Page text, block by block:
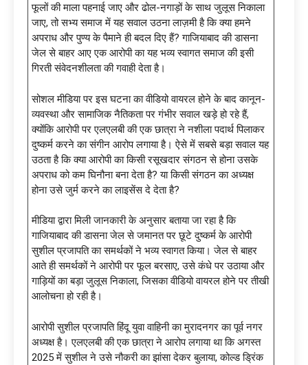
फूलों की माला पहनाई जाए और ढोल-नगाड़ों के साथ जुलूस निकाला
जाए, तो सभ्य समाज में यह सवाल उठना लाज़मी है कि क्या हमने
अपराध और पुण्य के पैमाने ही बदल दिए हैं? गाजियाबाद की डासना
जेल से बाहर आए एक आरोपी का यह भव्य स्वागत समाज की इसी
गिरती संवेदनशीलता की गवाही देता है।
सोशल मीडिया पर इस घटना का वीडियो वायरल होने के बाद कानून-
व्यवस्था और सामाजिक नैतिकता पर गंभीर सवाल खड़े हो रहे हैं,
क्योंकि आरोपी पर एलएलबी की एक छात्रा ने नशीला पदार्थ पिलाकर
दुष्कर्म करने का संगीन आरोप लगाया है। ऐसे में सबसे बड़ा सवाल यह
उठता है कि क्या आरोपी का किसी रसूखदार संगठन से होना उसके
अपराध को कम घिनौना बना देता है? या किसी संगठन का अध्यक्ष
होना उसे जुर्म करने का लाइसेंस दे देता है?
मीडिया द्वारा मिली जानकारी के अनुसार बताया जा रहा है कि
गाजियाबाद की डासना जेल से जमानत पर छूटे दुष्कर्म के आरोपी
सुशील प्रजापति का समर्थकों ने भव्य स्वागत किया। जेल से बाहर
आते ही समर्थकों ने आरोपी पर फूल बरसाए, उसे कंधे पर उठाया और
गाड़ियों का बड़ा जुलूस निकाला, जिसका वीडियो वायरल होने पर तीखी
आलोचना हो रही है।
आरोपी सुशील प्रजापति हिंदू युवा वाहिनी का मुरादनगर का पूर्व नगर
अध्यक्ष है। एलएलबी की एक छात्रा ने आरोप लगाया था कि अगस्त
2025 में सुशील ने उसे नौकरी का झांसा देकर बुलाया, कोल्ड ड्रिंक